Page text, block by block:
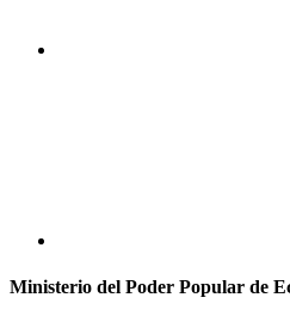
Ministerio del Poder Popular de